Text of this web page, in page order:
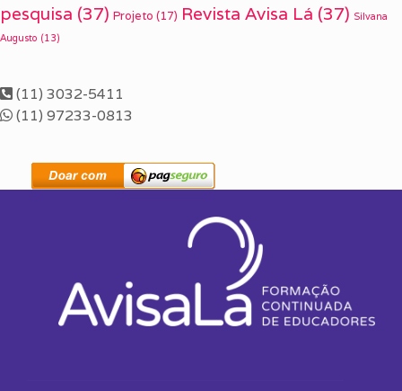
pesquisa (37) Projeto (17) Revista Avisa Lá (37) Silvana
Augusto (13)
(11) 3032-5411
(11) 97233-0813